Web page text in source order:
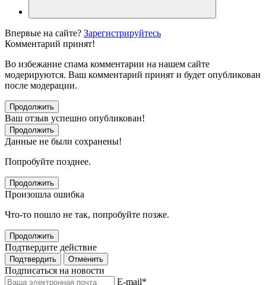
Впервые на сайте? Зарегистрируйтесь
Комментарий принят!
Во избежание спама комментарии на нашем сайте
модерируются. Ваш комментарий принят и будет опубликован
после модерации.
Продолжить
Ваш отзыв успешно опубликован!
Продолжить
Данные не были сохранены!
Попробуйте позднее.
Продолжить
Произошла ошибка
Что-то пошло не так, попробуйте позже.
Продолжить
Подтвердите действие
Подтвердить Отменить
Подписаться на новости
E-mail*